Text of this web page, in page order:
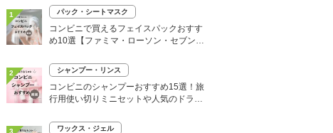
1 パック・シートマスク
コンビニで買えるフェイスパックおすす
め10選【ファミマ・ローソン・セブン】
2 シャンプー・リンス
コンビニのシャンプーおすすめ15選！旅
行用使い切りミニセットや人気のドライ
3 ワックス・ジェル